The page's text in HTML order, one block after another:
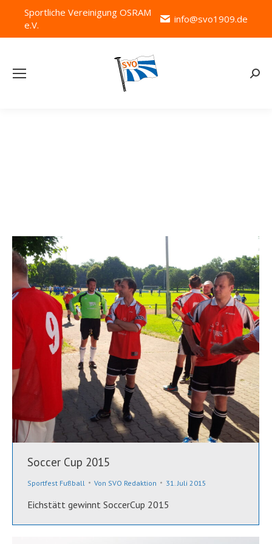
Sportliche Vereinigung OSRAM
e.V.
info@svo1909.de
Soccer Cup 2015
Sportfest Fußball Von SVO Redaktion 31. Juli 2015
Eichstätt gewinnt SoccerCup 2015